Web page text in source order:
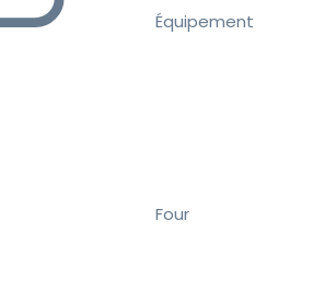
Équipement
Four